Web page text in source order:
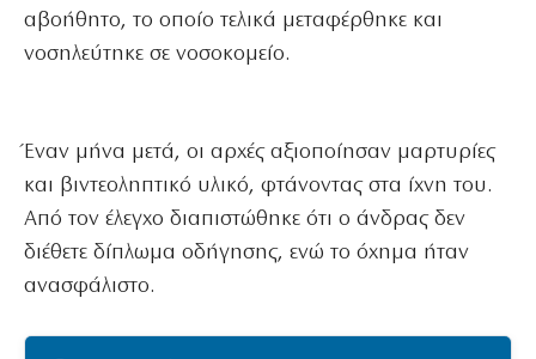
αβοήθητο, το οποίο τελικά μεταφέρθηκε και
νοσηλεύτηκε σε νοσοκομείο.
Έναν μήνα μετά, οι αρχές αξιοποίησαν μαρτυρίες
και βιντεοληπτικό υλικό, φτάνοντας στα ίχνη του.
Από τον έλεγχο διαπιστώθηκε ότι ο άνδρας δεν
διέθετε δίπλωμα οδήγησης, ενώ το όχημα ήταν
ανασφάλιστο.